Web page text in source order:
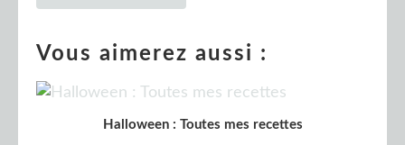
Vous aimerez aussi :
Halloween : Toutes mes recettes